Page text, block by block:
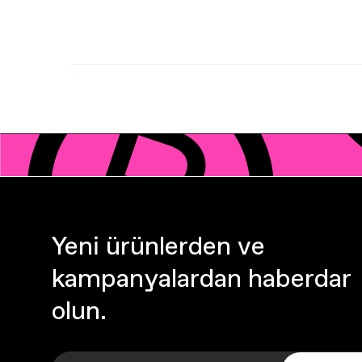
Yeni ürünlerden ve
kampanyalardan haberdar
olun.